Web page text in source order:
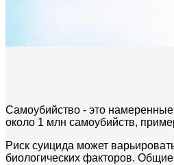
Самоубийство - это
около 1 млн самоубийств,
Риск суицида может
биологических факторов.